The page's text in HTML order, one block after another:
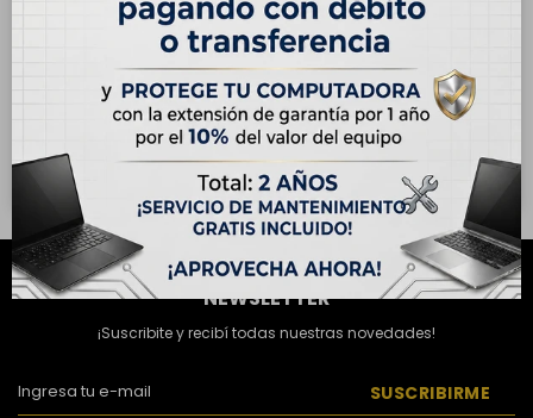
OUTLET - Apple iPhone SE
(3) Generación 128GB -
Medianoche
USD 206,00
USD 255,00
Hasta en 12 cuotas de
OUTLET - Apple iPhone SE
(3) Generación 64GB -
Medianoche
USD189,00 USD 389,00
Hasta en 12 cuotas de
USD 15.75
NEWSLETTER
¡Suscribite y recibí todas nuestras novedades!
SUSCRIBIRME